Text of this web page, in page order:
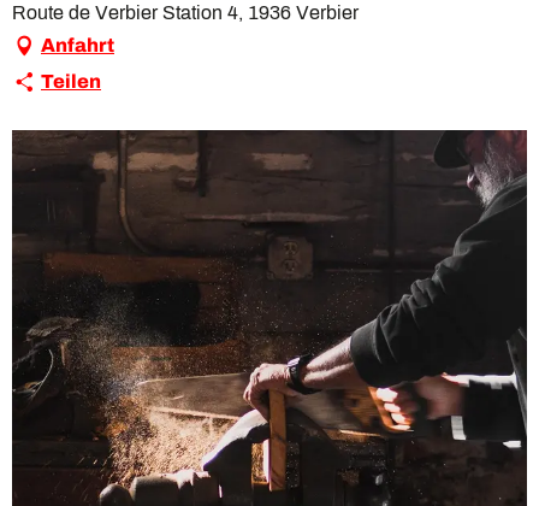
Route de Verbier Station 4, 1936 Verbier
Anfahrt
Teilen